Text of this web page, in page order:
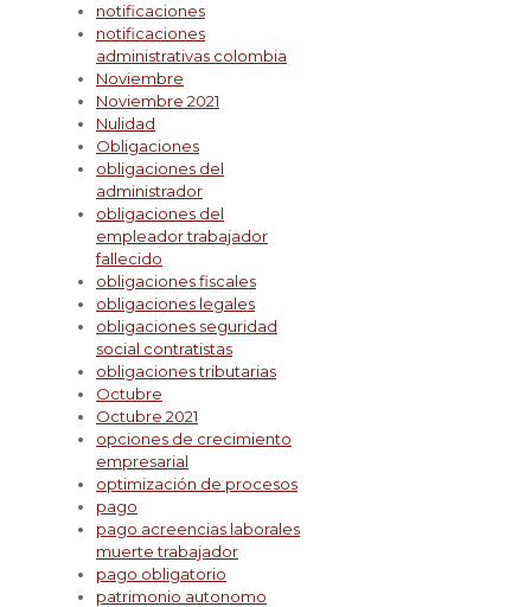
notificaciones
notificaciones
administrativas colombia
Noviembre
Noviembre 2021
Nulidad
Obligaciones
obligaciones del
administrador
obligaciones del
empleador trabajador
fallecido
obligaciones fiscales
obligaciones legales
obligaciones seguridad
social contratistas
obligaciones tributarias
Octubre
Octubre 2021
opciones de crecimiento
empresarial
optimización de procesos
pago
pago acreencias laborales
muerte trabajador
pago obligatorio
patrimonio autonomo